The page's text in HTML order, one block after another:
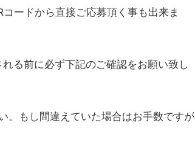
ードから直接ご応募頂く事も出来ま
る前に必ず下記のご確認をお願い致し
。もし間違えていた場合はお手数ですが